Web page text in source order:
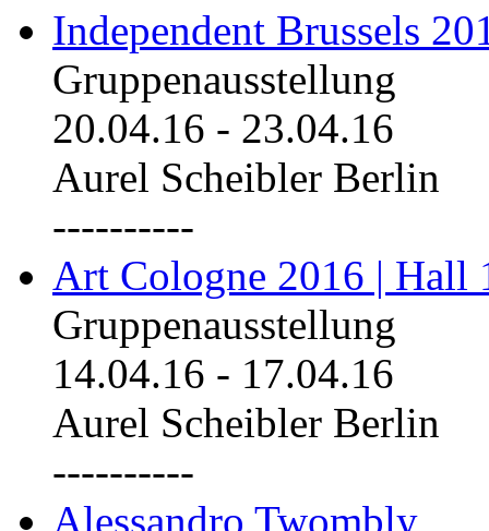
Independent Brussels
Gruppenausstellung
20.04.16 - 23.04.16
Aurel Scheibler Berlin
----------
Art Cologne 2016 | Hall
Gruppenausstellung
14.04.16 - 17.04.16
Aurel Scheibler Berlin
----------
Alessandro Twombly